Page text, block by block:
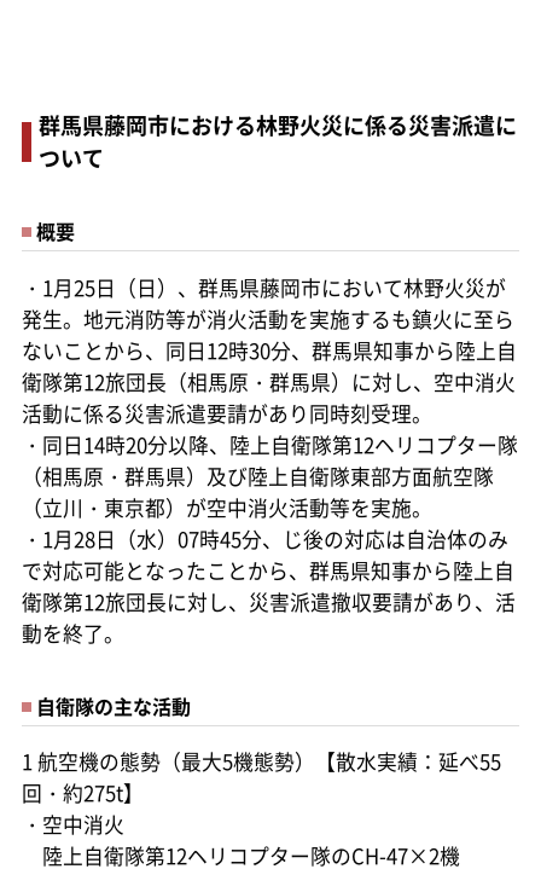
群馬県藤岡市における林野火災に係る災害派遣に
ついて
概要
・1月25日（日）、群馬県藤岡市において林野火災が
発生。地元消防等が消火活動を実施するも鎮火に至ら
ないことから、同日12時30分、群馬県知事から陸上自
衛隊第12旅団長（相馬原・群馬県）に対し、空中消火
活動に係る災害派遣要請があり同時刻受理。
・同日14時20分以降、陸上自衛隊第12ヘリコプター隊
（相馬原・群馬県）及び陸上自衛隊東部方面航空隊
（立川・東京都）が空中消火活動等を実施。
・1月28日（水）07時45分、じ後の対応は自治体のみ
で対応可能となったことから、群馬県知事から陸上自
衛隊第12旅団長に対し、災害派遣撤収要請があり、活
動を終了。
自衛隊の主な活動
1 航空機の態勢（最大5機態勢）【散水実績：延べ55
回・約275t】
・空中消火
陸上自衛隊第12ヘリコプター隊のCH-47×2機